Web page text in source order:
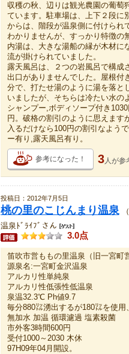
収穫の秋、辺りは観光農園の葡萄
ています。駐車場は、上下２段に
からは、階段が温泉側に付けられ
わかりませんが、すっかり特徴の
内湯は、大きな湯船の縁が木材に
流が掛けられていました。
露天風呂は、２つの岩風呂で構成
出口がありませんでした。屋根付
分で、打たせ湯のように湯を落と
いましたが、そちらは冷たい水の
シャンプー,ボディソープ付き
円。破格の割引のように思えます
入るだけなら100円の割引なよう
ー有り,露天風呂有り。
参考になった！ 3人が参
投稿日：2012年7月5日
桃の里のこじんまり温泉（
温泉ﾄﾞﾗｲﾌﾞさん
3.0点
笛吹市営ももの里温泉（旧一宮町
源泉名:一宮町金沢温泉
アルカリ性単純泉
アルカリ性低張性低温泉
泉温32.3℃ Ph値9.7
毎分880㍑湧出するが180㍑を使
無加水 加温 循環濾過 塩素殺菌
市外客3時間600円
受付1000～2030 木休
97H09年04月開設。